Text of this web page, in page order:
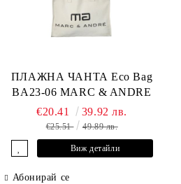
ПЛАЖНА ЧАНТА Eco Bag
BA23-06 MARC & ANDRE
€20.41 39.92 лв.
€25.51 49.89 лв.
Виж детайли
Абонирай се